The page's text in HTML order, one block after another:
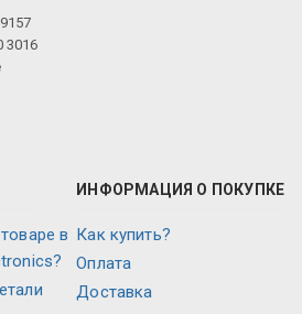
3016
в
ИНФОРМАЦИЯ О ПОКУПКЕ
Как купить?
Оплата
Доставка